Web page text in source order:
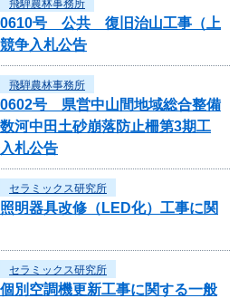
飛騨農林事務所
0610号 公共 復旧治山工事（上
争入札公告
飛騨農林事務所
0602号 県営中山間地域総合整備
中田土砂崩落防止柵第3期工
札公告
セラミックス研究所
明器具改修（LED化）工事に関
セラミックス研究所
別空調機更新工事に関する一般